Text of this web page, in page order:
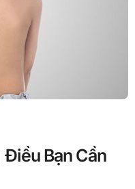
Bạn Cần